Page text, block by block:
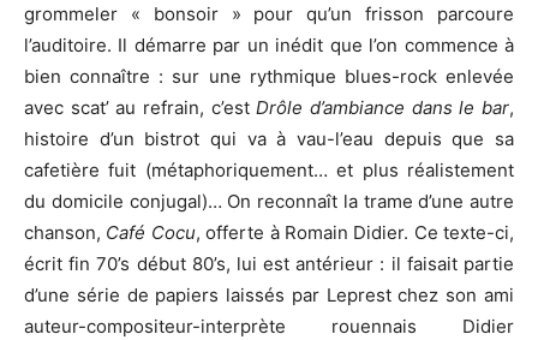
grommeler « bonsoir » pour qu’un frisson parcoure
l’auditoire. Il démarre par un inédit que l’on commence à
bien connaître : sur une rythmique blues-rock enlevée
avec scat’ au refrain, c’estDrôle d’ambiance dans le bar,
histoire d’un bistrot qui va à vau-l’eau depuis que sa
cafetière fuit (métaphoriquement… et plus réalistement
du domicile conjugal)… On reconnaît la trame d’une autre
chanson, Café Cocu, offerte à Romain Didier. Ce texte-ci,
écrit fin 70’s début 80’s, lui est antérieur : il faisait partie
d’une série de papiers laissés par Leprest chez son ami
auteur-compositeur-interprète rouennais Didier